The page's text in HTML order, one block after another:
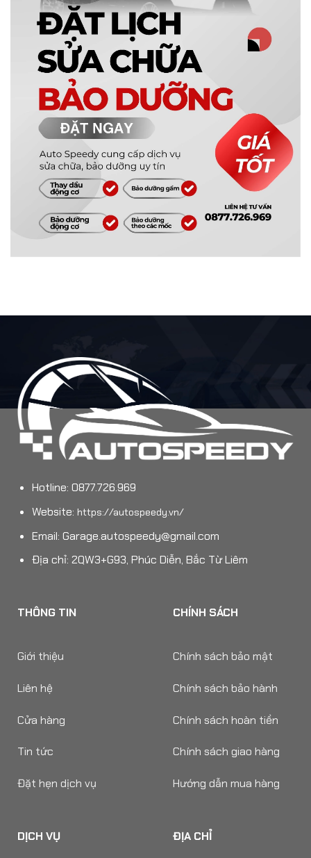
Hotline: 0877.726.969
Website: https://autospeedy.vn/
Email: Garage.autospeedy@gmail.com
Địa chỉ: 2QW3+G93, Phúc Diễn, Bắc Từ Liêm
THÔNG TIN
Giới thiệu
Liên hệ
Cửa hàng
Tin tức
Đặt hẹn dịch vụ
CHÍNH SÁCH
Chính sách bảo mật
Chính sách bảo hành
Chính sách hoàn tiền
Chính sách giao hàng
Hướng dẫn mua hàng
DỊCH VỤ ĐỊA CHỈ